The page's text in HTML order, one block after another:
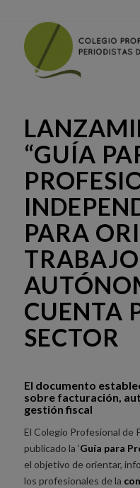
“GUÍA
PARA
TRABAJO
CUENTA
SECTOR
El documento
sobre facturación,
gestión fiscal
El Colegio Profesional de
publicado la ‘Guía para
el objetivo de orientar,
los profesionales de la